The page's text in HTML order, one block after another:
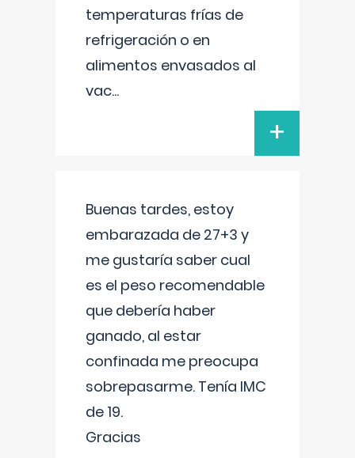
temperaturas frías de
refrigeración o en
alimentos envasados al
vac...
+
Buenas tardes, estoy
embarazada de 27+3 y
me gustaría saber cual
es el peso recomendable
que debería haber
ganado, al estar
confinada me preocupa
sobrepasarme. Tenía IMC
de 19.
Gracias